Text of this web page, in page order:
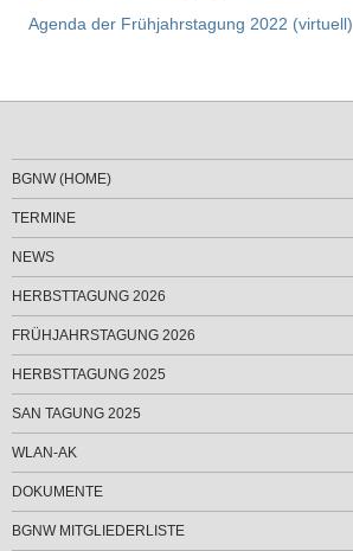
Agenda der Frühjahrstagung 2022 (virtuell)
BGNW (HOME)
TERMINE
NEWS
HERBSTTAGUNG 2026
FRÜHJAHRSTAGUNG 2026
HERBSTTAGUNG 2025
SAN TAGUNG 2025
WLAN-AK
DOKUMENTE
BGNW MITGLIEDERLISTE